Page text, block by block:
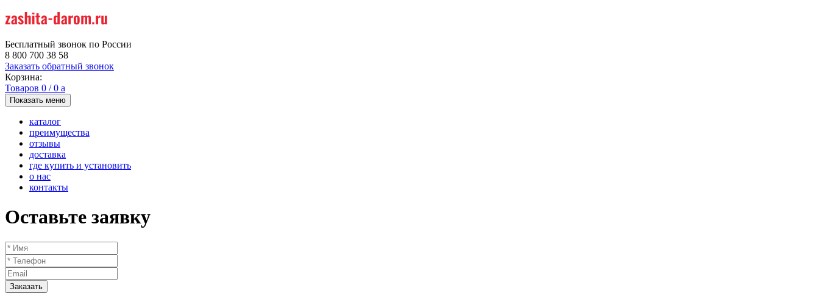
Бесплатный звонок по России
8 800 700 38 58
Заказать обратный звонок
Корзина:
Товаров 0 /0 a
Показать меню
каталог
преимущества
отзывы
доставка
где купить и установить
о нас
контакты
Оставьте заявку